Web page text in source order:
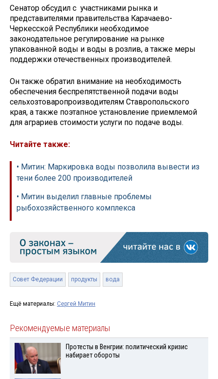
Сенатор обсудил с участниками рынка и
представителями правительства Карачаево-
Черкесской Республики необходимое
законодательное регулирование на рынке
упакованной воды и воды в розлив, а также меры
поддержки отечественных производителей.
Он также обратил внимание на необходимость
обеспечения беспрепятственной подачи воды
сельхозтоваропроизводителям Ставропольского
края, а также поэтапное установление приемлемой
для аграриев стоимости услуги по подаче воды.
Читайте также:
• Митин: Маркировка воды позволила вывести из
тени более 200 производителей
• Митин выделил главные проблемы
рыбохозяйственного комплекса
Совет Федерации продукты вода
Ещё материалы: Сергей Митин
Рекомендуемые материалы
Протесты в Венгрии: политический кризис
набирает обороты